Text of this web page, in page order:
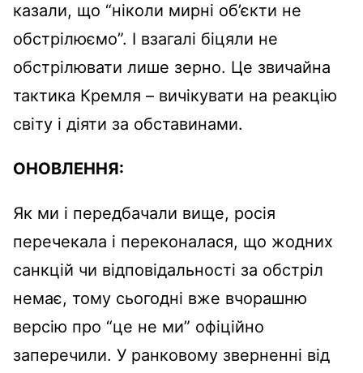
казали, що “ніколи мирні об’єкти не
обстрілюємо”. І взагалі біцяли не
обстрілювати лише зерно. Це звичайна
тактика Кремля – вичікувати на реакцію
світу і діяти за обставинами.
ОНОВЛЕННЯ:
Як ми і передбачали вище, росія
перечекала і переконалася, що жодних
санкцій чи відповідальності за обстріл
немає, тому сьогодні вже вчорашню
версію про “це не ми” офіційно
заперечили. У ранковому зверненні від